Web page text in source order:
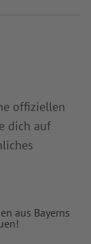
offiziellen
dich auf
aus Bayerns